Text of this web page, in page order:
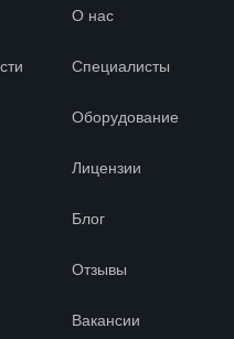
О нас
Специалисты
Оборудование
Лицензии
Блог
Отзывы
Вакансии